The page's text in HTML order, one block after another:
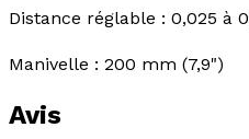
Distance réglable : 0,025 à
Manivelle : 200 mm (7,9")
Avis